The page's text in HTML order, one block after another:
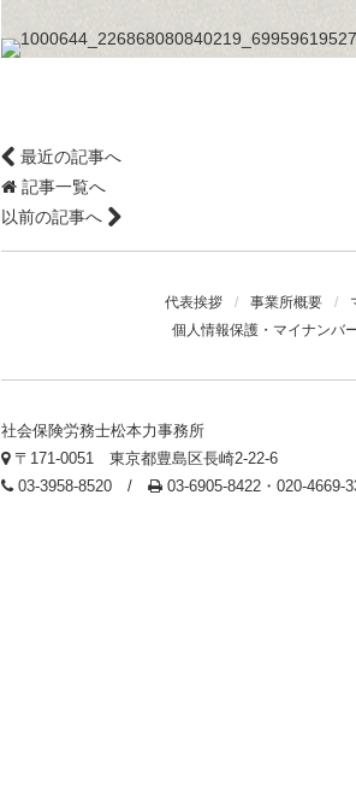
最近の記事へ
記事一覧へ
以前の記事へ
代表挨拶 / 事業所概要 /
個人情報保護・マイナンバ
社会保険労務士松本力事務所
〒171-0051 東京都豊島区長崎2-22-6
03-3958-8520 /
03-6905-8422・020-4669-